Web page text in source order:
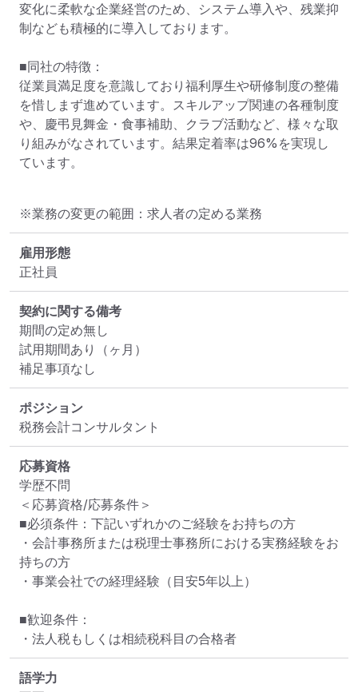
変化に柔軟な企業経営のため、システム導入や、残業抑
制なども積極的に導入しております。
■同社の特徴：
従業員満足度を意識しており福利厚生や研修制度の整備
を惜しまず進めています。スキルアップ関連の各種制度
や、慶弔見舞金・食事補助、クラブ活動など、様々な取
り組みがなされています。結果定着率は96%を実現し
ています。
※業務の変更の範囲：求人者の定める業務
雇用形態
正社員
契約に関する備考
期間の定め無し
試用期間あり（ヶ月）
補足事項なし
ポジション
税務会計コンサルタント
応募資格
学歴不問
＜応募資格/応募条件＞
■必須条件：下記いずれかのご経験をお持ちの方
・会計事務所または税理士事務所における実務経験をお
持ちの方
・事業会社での経理経験（目安5年以上）
■歓迎条件：
・法人税もしくは相続税科目の合格者
語学力